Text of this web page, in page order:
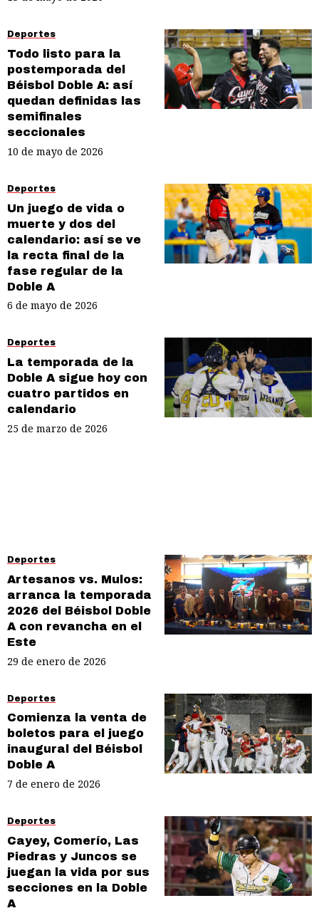
Deportes
Todo listo para la
postemporada del
Béisbol Doble A: así
quedan definidas las
semifinales
seccionales
10 de mayo de 2026
Deportes
Un juego de vida o
muerte y dos del
calendario: así se ve
la recta final de la
fase regular de la
Doble A
6 de mayo de 2026
Deportes
La temporada de la
Doble A sigue hoy con
cuatro partidos en
calendario
25 de marzo de 2026
Deportes
Artesanos vs. Mulos:
arranca la temporada
2026 del Béisbol Doble
A con revancha en el
Este
29 de enero de 2026
Deportes
Comienza la venta de
boletos para el juego
inaugural del Béisbol
Doble A
7 de enero de 2026
Deportes
Cayey, Comerío, Las
Piedras y Juncos se
juegan la vida por sus
secciones en la Doble
A